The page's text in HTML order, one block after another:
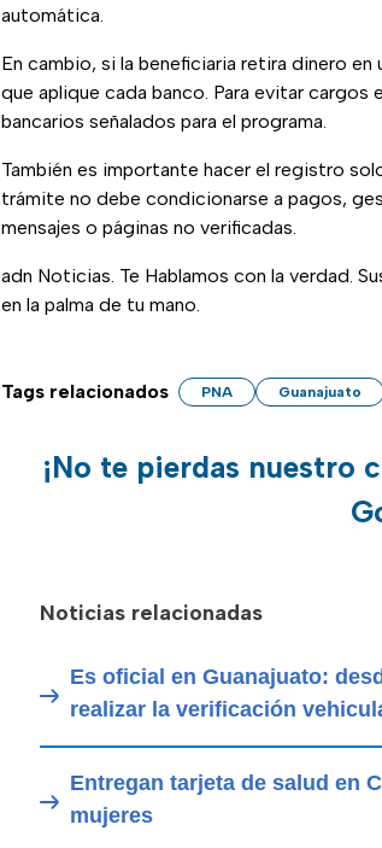
automática.
En cambio, si la beneficiaria retira dinero
que aplique cada banco. Para evitar cargos
bancarios señalados para el programa.
También es importante hacer el registro
trámite no debe condicionarse a pagos,
mensajes o páginas no verificadas.
adn Noticias. Te Hablamos con la verdad.
en la palma de tu mano.
Tags relacionados PNA Guanajuato
¡No te pierdas nuestro
Noticias relacionadas
Es oficial en Guanajuato:
realizar la verificación
Entregan tarjeta de salud en
mujeres